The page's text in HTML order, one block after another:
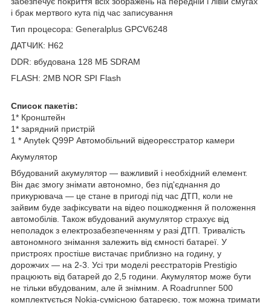
і брак мертвого кута під час записування
Тип процесора: Generalplus GPCV6248
ДАТЧИК: H62
DDR: вбудована 128 МБ SDRAM
FLASH: 2MB NOR SPI Flash
Список пакетів:
1* Кронштейн
1* зарядний пристрій
1 * Anytek Q99P Автомобільний відеореєстратор камери
Акумулятор
Вбудований акумулятор — важливий і необхідний елемент.
Він дає змогу знімати автономно, без під'єднання до
прикурювача — це стане в пригоді під час ДТП, коли не
зайвим буде зафіксувати на відео пошкодження й положення
автомобілів. Також вбудований акумулятор страхує від
неполадок з електрозабезпеченням у разі ДТП. Тривалість
автономного знімання залежить від ємності батареї. У
пристроях простіше вистачає приблизно на годину, у
дорожчих — на 2-3. Усі три моделі реєстраторів Prestigio
працюють від батарей до 2,5 години. Акумулятор може бути
не тільки вбудованим, але й знімним. А Roadrunner 500
комплектується Nokia-сумісною батареєю, тож можна тримати